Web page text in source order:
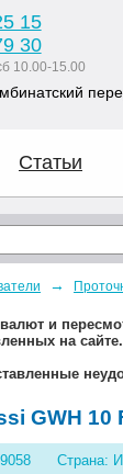
15
30
10.00-15.00
Статьи
→
и
на сайте.
GWH 10
Страна: